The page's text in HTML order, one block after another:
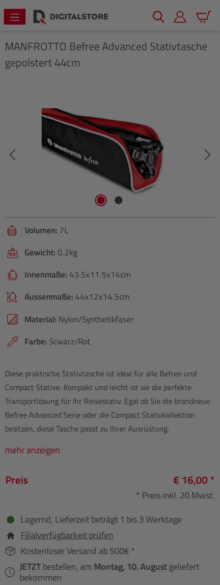
springen
MANFROTTO Befree Advanced Stativtasche
gepolstert 44cm
Volumen: 7L
Gewicht:0.2kg
Innenmaße: 43.5x11.5x14cm
Aussenmaße: 44x12x14.5cm
Material: Nylon/Synthetikfaser
Farbe: Scwarz/Rot
Diese praktische Stativtasche ist ideal für alle Befree und
Compact Stative. Kompakt und leicht ist sie die perfekte
Transportlösung für Ihr Reisestativ. Egal ob Sie die brandneue
Befree Advanced Serie oder die Compact Stativkollektion
besitzen, diese Tasche passt zu Ihrer Ausrüstung.
mehr anzeigen
Preis € 16,00 *
* Preis inkl. 20 Mwst.
Lagernd, Lieferzeit beträgt 1 bis 3 Werktage
Filialverfügbarkeit prüfen
Kostenloser Versand ab 500€ *
JETZTbestellen, am Montag, 10. Augustgeliefert
bekommen